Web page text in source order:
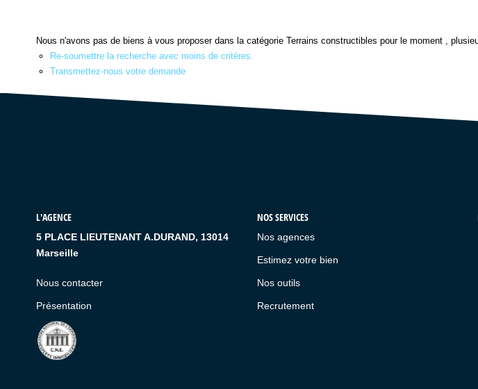
Nous n'avons pas de biens à vous proposer dans la catégorie Terrains constructibles pour le moment ,
Re-soumettre la recherche avec moins de critères.
Transmettez-nous votre demande
L'AGENCE
5 PLACE LIEUTENANT A.DURAND, 13014
Marseille
Nous contacter
Présentation
NOS SERVICES
Nos agences
Estimez votre bien
Nos outils
Recrutement